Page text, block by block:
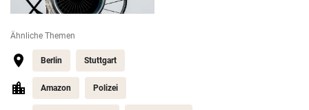
Ähnliche Themen
Berlin Stuttgart
Amazon Polizei